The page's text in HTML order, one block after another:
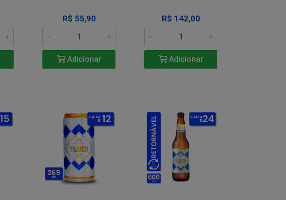
R$ 55,90
Adicionar
R$ 142,00
Adicionar